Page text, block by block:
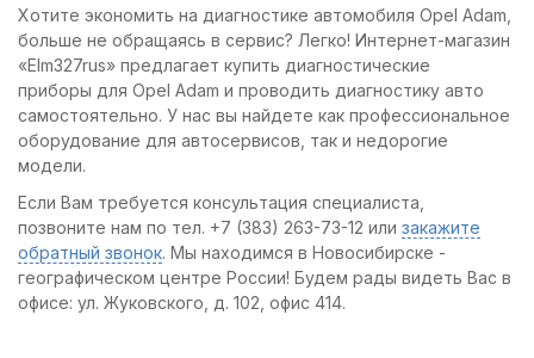
Хотите экономить на диагностике автомобиля Opel Adam,
больше не обращаясь в сервис? Легко! Интернет-магазин
«Elm327rus» предлагает купить диагностические
приборы для Opel Adam и проводить диагностику авто
самостоятельно. У нас вы найдете как профессиональное
оборудование для автосервисов, так и недорогие
модели.
Если Вам требуется консультация специалиста,
позвоните нам по тел. +7 (383) 263-73-12 или закажите
обратный звонок. Мы находимся в Новосибирске -
географическом центре России! Будем рады видеть Вас в
офисе: ул. Жуковского, д. 102, офис 414.